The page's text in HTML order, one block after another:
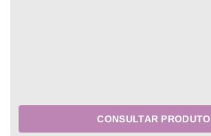
CONSULTAR PRODUTO